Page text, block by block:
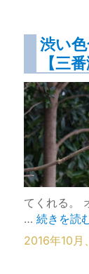
渋い
【三
てくれる。
…“渋い色
続きを読
2016年10月